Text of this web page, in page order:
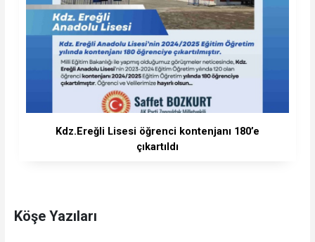
Kdz.Ereğli Lisesi öğrenci kontenjanı 180’e
çıkartıldı
Köşe Yazıları